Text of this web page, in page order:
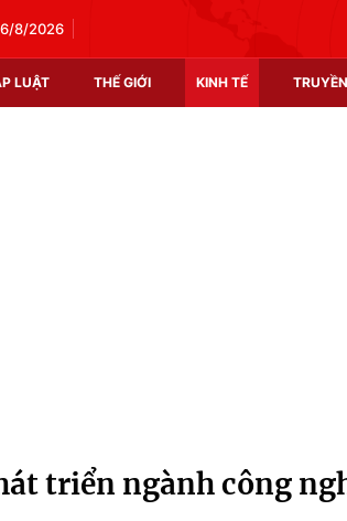
8/2026
LUẬT THẾ GIỚI KINH TẾ
triển ngành công